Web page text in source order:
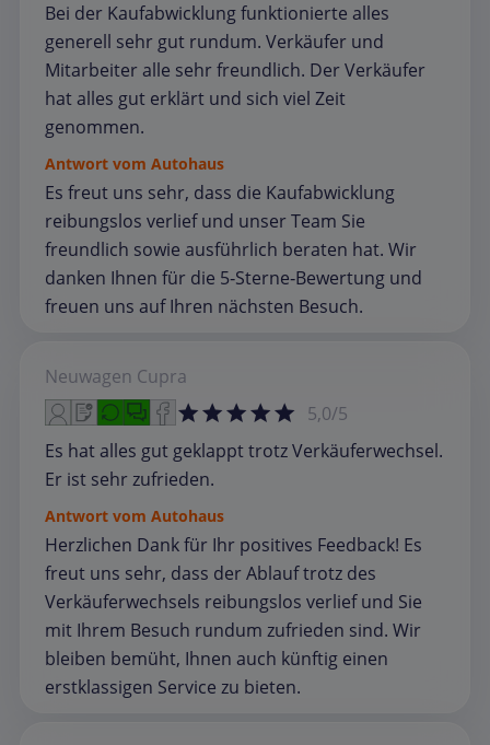
Bei der Kaufabwicklung funktionierte alles
generell sehr gut rundum. Verkäufer und
Mitarbeiter alle sehr freundlich. Der Verkäufer
hat alles gut erklärt und sich viel Zeit
genommen.
Antwort vom Autohaus
Es freut uns sehr, dass die Kaufabwicklung
reibungslos verlief und unser Team Sie
freundlich sowie ausführlich beraten hat. Wir
danken Ihnen für die 5‑Sterne‑Bewertung und
freuen uns auf Ihren nächsten Besuch.
Neuwagen Cupra
5,0/5
Es hat alles gut geklappt trotz Verkäuferwechsel.
Er ist sehr zufrieden.
Antwort vom Autohaus
Herzlichen Dank für Ihr positives Feedback! Es
freut uns sehr, dass der Ablauf trotz des
Verkäuferwechsels reibungslos verlief und Sie
mit Ihrem Besuch rundum zufrieden sind. Wir
bleiben bemüht, Ihnen auch künftig einen
erstklassigen Service zu bieten.